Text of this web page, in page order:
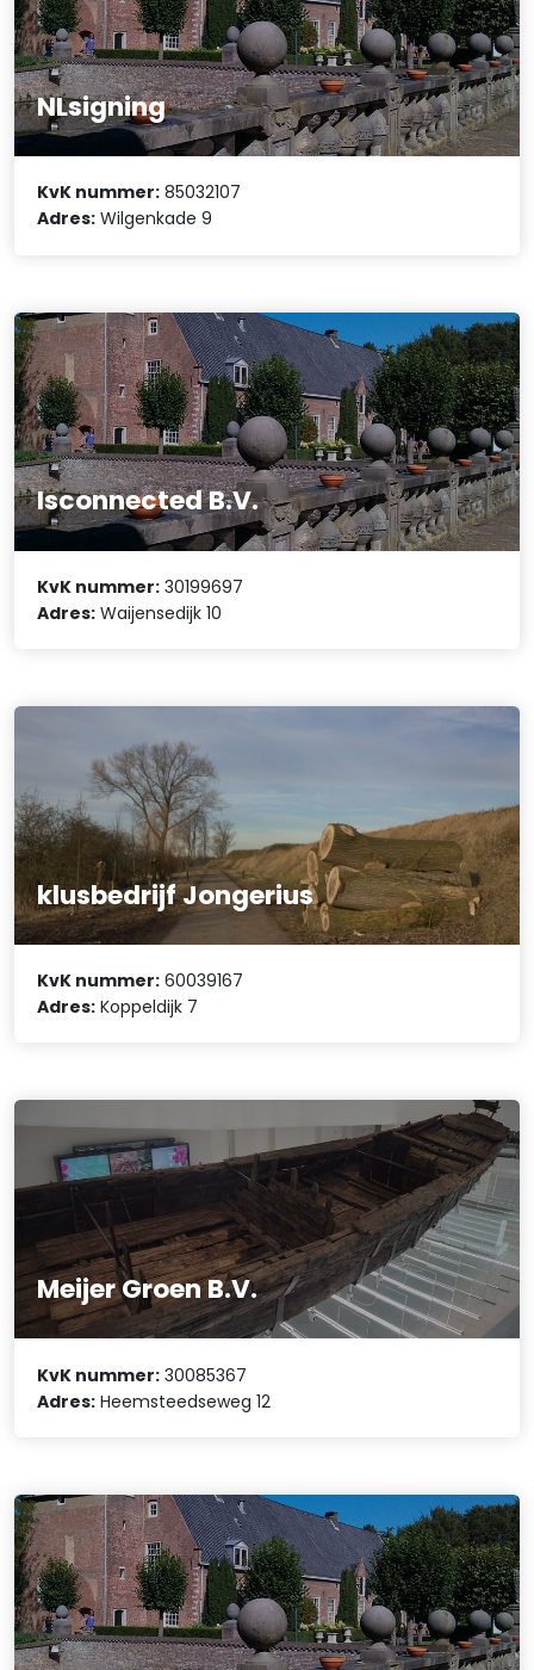
NLsigning
KvK nummer: 85032107
Adres: Wilgenkade 9
Isconnected B.V.
KvK nummer: 30199697
Adres: Waijensedijk 10
klusbedrijf Jongerius
KvK nummer: 60039167
Adres: Koppeldijk 7
Meijer Groen B.V.
KvK nummer: 30085367
Adres: Heemsteedseweg 12